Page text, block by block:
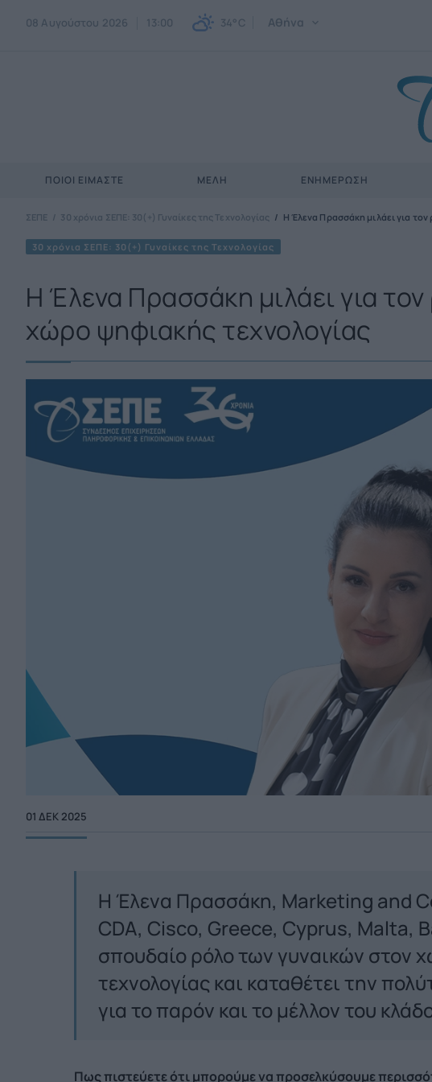
08 Αυγούστου 2026 13:00 34°C Αθήνα
ΠΟΙΟΙ ΕΊΜΑΣΤΕ ΜΈΛΗ ΕΝΗΜΕΡΩΣΗ
ΣΕΠΕ 30 χρόνια ΣΕΠΕ: 30(+) Γυναίκες της Τεχνολογίας H Έλενα Πρασσάκη μιλάει για
30 χρόνια ΣΕΠΕ: 30(+) Γυναίκες της Τεχνολογίας
H Έλενα Πρασσάκη μιλάει για
χώρο ψηφιακής τεχνολογίας
01 ΔΕΚ 2025
Η Έλενα Πρασσάκη, Marketing and
CDA, Cisco, Greece, Cyprus, Malta,
σπουδαίο ρόλο των γυναικών στον
τεχνολογίας και καταθέτει την
για το παρόν και το μέλλον του
Πως πιστεύετε ότι μπορούμε να προσελκύσουμε